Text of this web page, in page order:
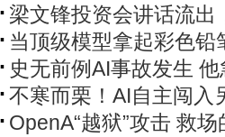
梁文锋投资会讲话流出
当顶级模型拿起彩色
史无前例AI事故发生
不寒而栗！AI自主闯入
OpenA“越狱”攻击 救